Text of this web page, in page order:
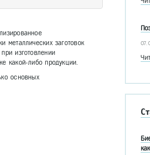
металлических заготовок
изготовлении
какой-либо продукции.
основных